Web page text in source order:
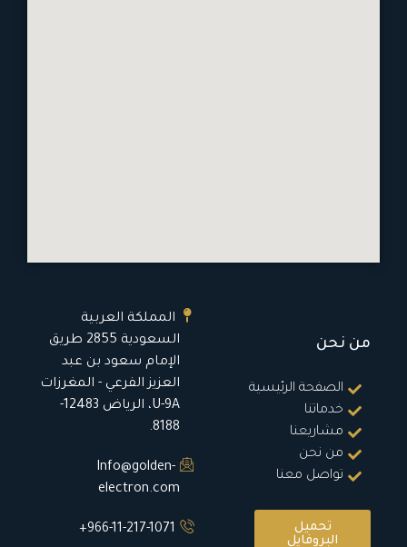
من نحن
الصفحة الرئيسية
خدماتنا
مشاريعنا
من نحن
تواصل معنا
تحميل
البروفايل
المملكة العربية
السعودية 2855 طريق
الإمام سعود بن عبد
العزيز الفرعي - المغرزات
U-9A، الرياض 12483-
8188.
Info@golden-
electron.com
966-11-217-1071+